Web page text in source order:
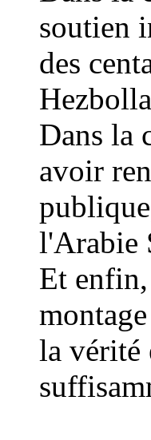
soutien
des
Dans la
avoir
l'Arabie
Et
la vérité